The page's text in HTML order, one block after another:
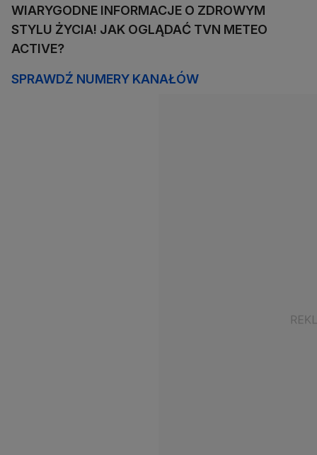
WIARYGODNE INFORMACJE O ZDROWYM
STYLU ŻYCIA! JAK OGLĄDAĆ TVN METEO
ACTIVE?
SPRAWDŹ NUMERY KANAŁÓW